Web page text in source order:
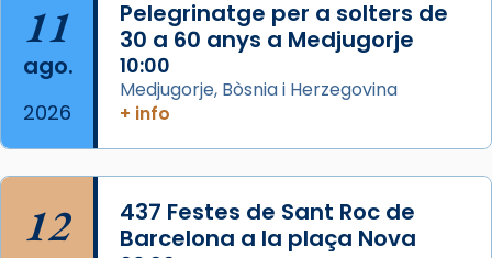
View on Facebook · Share
Arquebisbat de Barcelona
2 weeks ago
Acompanyant la història de sant Cugat, a
partir de l’Edat Mitjana sorgeix la tradició
11
ago.
2026
Pelegrinatge per a solters de
30 a 60 anys a Medjugorje
10:00
Medjugorje, Bòsnia i Herzegovina
+ info
12
437 Festes de Sant Roc de
Barcelona a la plaça Nova